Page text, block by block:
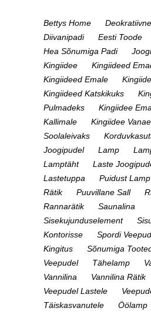
Bettys Home
Diivanipadi
Eesti Toode
Hea Sõnumiga Padi
Kingiidee
Kingiideed
Kingiideed Emale
Kingiideed Katskikuks
Pulmadeks
Kingiidee
Kallimale
Kingiidee
Soolaleivaks
Joogipudel
Lamp
Lamptäht
Laste
Lastetuppa
Puidust Lamp
Rätik
Puuvillane Sall
Rannarätik
Saunalina
Sisekujunduselement
Kontorisse
Spordi
Kingitus
Sõnumiga
Veepudel
Tähelamp
Vannilina
Vannilina Rätik
Veepudel Lastele
Täiskasvanutele
Öölamp